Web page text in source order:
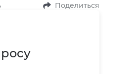
Поделиться